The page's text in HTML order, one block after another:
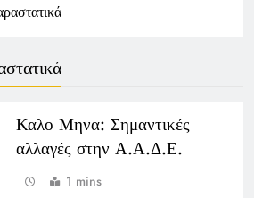
στο πετρέλαιο σε
συγκυρία
Καλο Μηνα: Σημαντικές
αλλαγές στην Α.Α.Δ.Ε.
1 mins